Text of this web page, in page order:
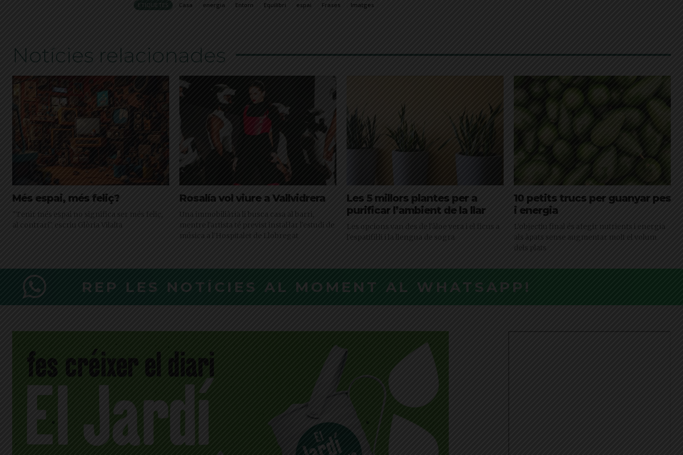
ETIQUETES Casa energia Entorn Equilibri espai Frases Imatges
Notícies relacionades
Més espai, més feliç?
"Tenir més espai no significa ser més feliç,
al contrari", escriu Glòria Vilalta
Rosalía vol viure a Vallvidrera
Una immobiliària li busca casa al barri,
mentre l'artista té previst instal·lar l'estudi de
música a l'Hospitalet de Llobregat
Les 5 millors plantes per a
purificar l’ambient de la llar
Les opcions van des de l'àloe vera i el ficus a
l'espatifil·li i la llengua de sogra
10 petits trucs per guanyar pes
i energia
L’objectiu final és afegir nutrients i energia
als àpats sense augmentar molt el volum
dels plats
REP LES NOTÍCIES AL MOMENT AL WHATSAPP!